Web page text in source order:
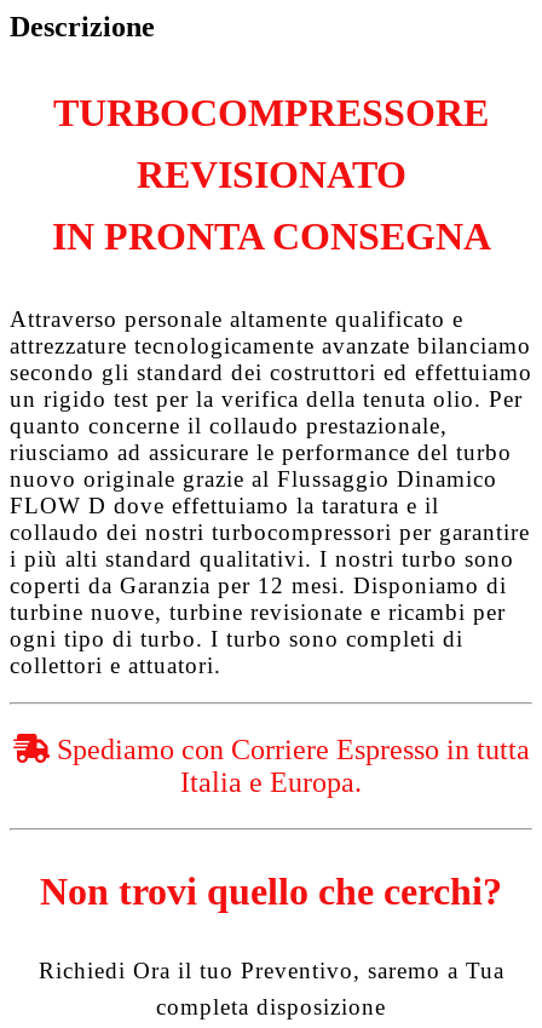
quantità
Descrizione
TURBOCOMPRESSORE
REVISIONATO
IN PRONTA CONSEGNA
Attraverso personale altamente qualificato e
attrezzature tecnologicamente avanzate bilanciamo
secondo gli standard dei costruttori ed effettuiamo
un rigido test per la verifica della tenuta olio. Per
quanto concerne il collaudo prestazionale,
riusciamo ad assicurare le performance del turbo
nuovo originale grazie al Flussaggio Dinamico
FLOW D dove effettuiamo la taratura e il
collaudo dei nostri turbocompressori per garantire
i più alti standard qualitativi. I nostri turbo sono
coperti da Garanzia per 12 mesi. Disponiamo di
turbine nuove, turbine revisionate e ricambi per
ogni tipo di turbo. I turbo sono completi di
collettori e attuatori.
Spediamo con Corriere Espresso in tutta
Italia e Europa.
Non trovi quello che cerchi?
Richiedi Ora il tuo Preventivo, saremo a Tua
completa disposizione